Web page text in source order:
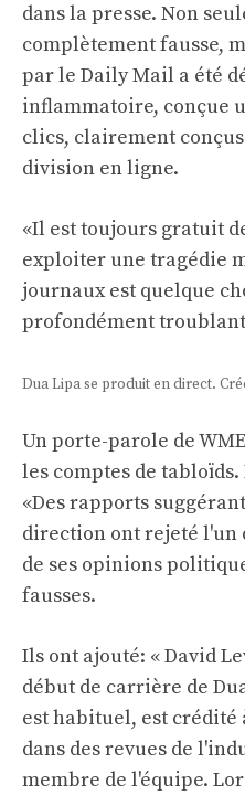
dans la presse. Non
complètement fausse,
par le Daily Mail a été
inflammatoire, conçue
clics, clairement
division en ligne.
«Il est toujours gratuit
exploiter une tragédie
journaux est quelque
profondément
Dua Lipa se produit en direct.
Un porte-parole de
les comptes de
«Des rapports
direction ont rejeté l'un
de ses opinions
fausses.
Ils ont ajouté: « David
début de carrière de
est habituel, est
dans des revues de
membre de l'équipe.